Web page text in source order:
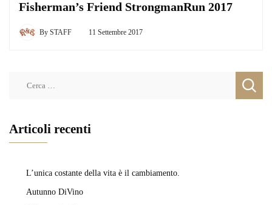
Fisherman’s Friend StrongmanRun 2017
By STAFF 11 Settembre 2017
Articoli recenti
L’unica costante della vita è il cambiamento.
Autunno DiVino